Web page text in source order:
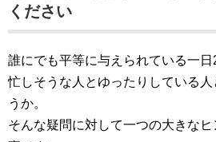
ください
誰にでも平等に与えられている一
忙しそうな人とゆったりしている人
うか。
そんな疑問に対して一つの大きな